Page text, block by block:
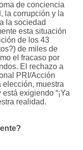
de conciencia
la corrupción y la
la sociedad
esta situación
de los 43
de miles de
el fracaso por
El rechazo a
PRI/Acción
elección, muestra
exigiendo “¡Ya
realidad.